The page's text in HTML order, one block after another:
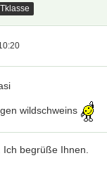
wildschweins
begrüße Ihnen.